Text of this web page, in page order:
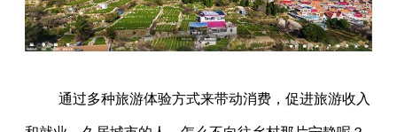
通过多种旅游体验方式来带动消费，促进旅游收入